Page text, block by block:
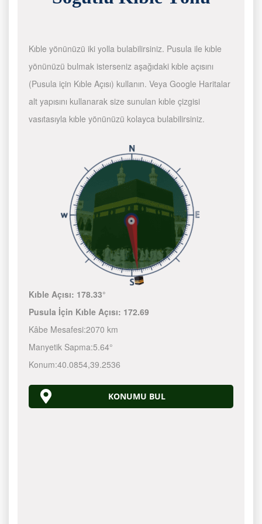
Kıble yönünüzü iki yolla bulabilirsiniz. Pusula ile kıble
yönünüzü bulmak isterseniz aşağıdaki kıble açısını
(Pusula için Kıble Açısı) kullanın. Veya Google Haritalar
alt yapısını kullanarak size sunulan kıble çizgisi
vasıtasıyla kıble yönünüzü kolayca bulabilirsiniz.
Kıble Açısı: 178.33°
Pusula İçin Kıble Açısı: 172.69
Kâbe Mesafesi:2070 km
Manyetik Sapma:5.64°
Konum:40.0854,39.2536
KONUMU BUL